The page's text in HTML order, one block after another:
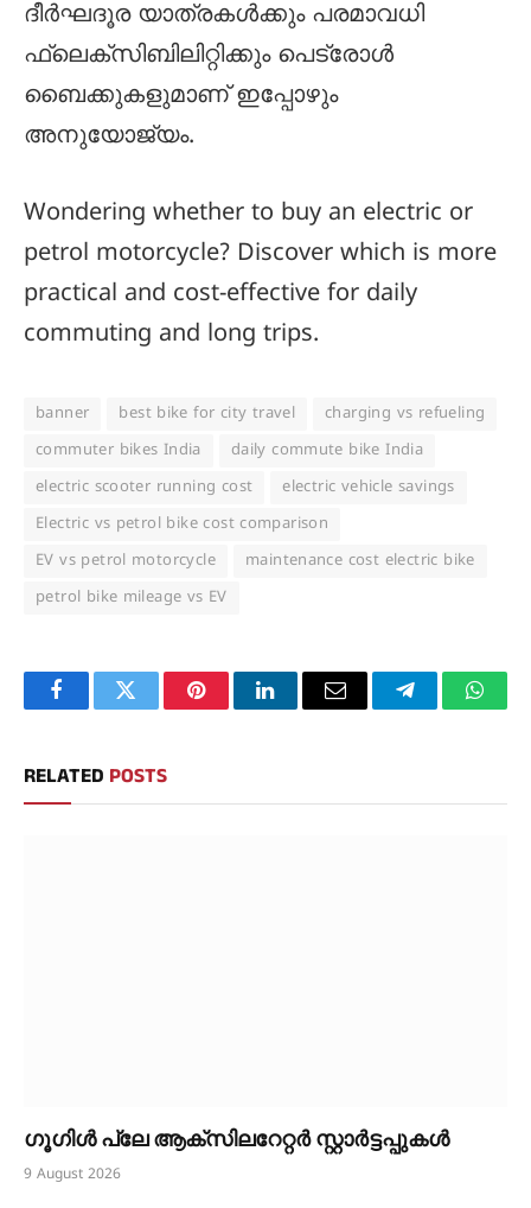
ദീർഘദൂര യാത്രകൾക്കും പരമാവധി
ഫ്ലെക്സിബിലിറ്റിക്കും പെട്രോൾ
ബൈക്കുകളുമാണ് ഇപ്പോഴും
അനുയോജ്യം.
Wondering whether to buy an electric or
petrol motorcycle? Discover which is more
practical and cost-effective for daily
commuting and long trips.
banner best bike for city travel
charging vs refueling
commuter bikes India
daily commute bike India
electric scooter running cost
electric vehicle savings
Electric vs petrol bike cost comparison
EV vs petrol motorcycle
maintenance cost electric bike
petrol bike mileage vs EV
FacebookTwitter PinterestLinkedInEmail Telegram
RELATED POSTS
ഗൂഗിൾ പ്ലേ ആക്സിലറേറ്റർ സ്റ്റാർട്ടപ്പുകൾ
9 August 2026